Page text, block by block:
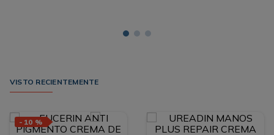
VISTO RECIENTEMENTE
- 10 %